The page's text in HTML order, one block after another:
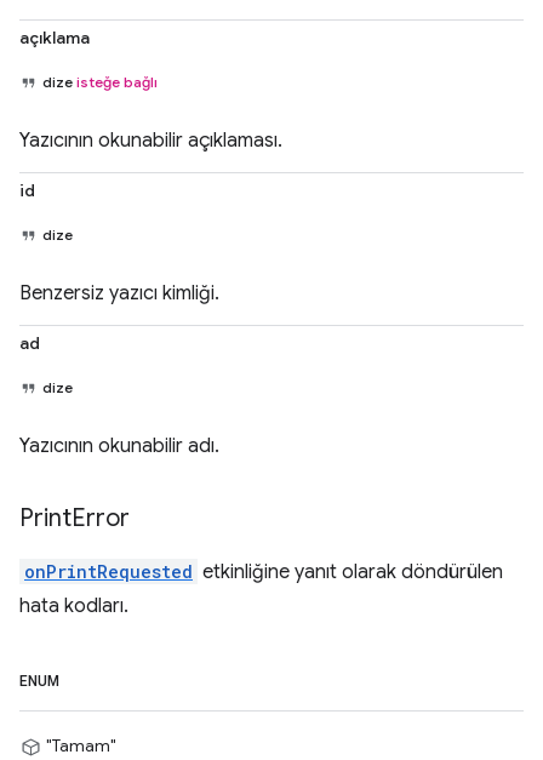
açıklama
dize isteğe bağlı
Yazıcının okunabilir açıklaması.
id
dize
Benzersiz yazıcı kimliği.
ad
dize
Yazıcının okunabilir adı.
PrintError
onPrintRequested etkinliğine yanıt olarak döndürülen
hata kodları.
ENUM
"Tamam"